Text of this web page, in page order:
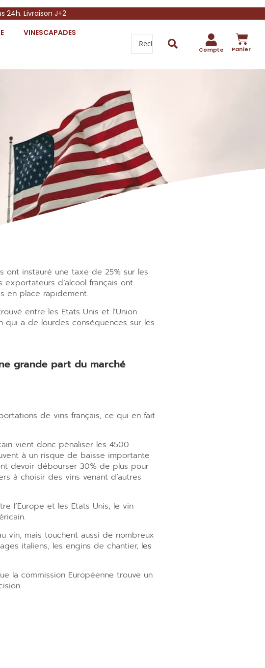
24h. Livraison J+2
VINESCAPADES
Compte Panier
ont instauré une taxe de 25% sur les
exportateurs d’alcool français ont
en place rapidement.
entre les Etats Unis et l’Union
a de lourdes conséquences sur les
grande part du marché
de vins français, ce qui en fait
vient donc pénaliser les 4500
à un risque de baisse importante
devoir débourser 30% de plus pour
à choisir des vins venant d’autres
l’Europe et les Etats Unis, le vin
vin, mais touchent aussi de nombreux
italiens, les engins de chantier, les
la commission Européenne trouve un